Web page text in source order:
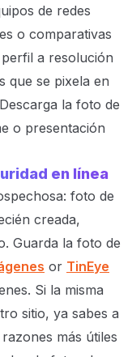
de redes
o comparativas
a resolución
que se pixela en
la foto de
o presentación
en línea
foto de
creada,
Guarda la foto de
or TinEye
Si la misma
sitio, ya sabes a
más útiles